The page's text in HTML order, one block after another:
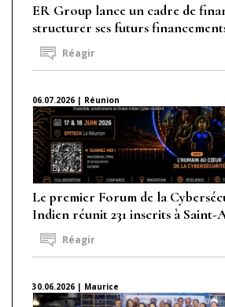
ER Group lance un cadre de
structurer ses futurs
Réagir
06.07.2026 | Réunion
Le premier Forum de la
Indien réunit 231 inscrits à Saint-
Réagir
30.06.2026 | Maurice